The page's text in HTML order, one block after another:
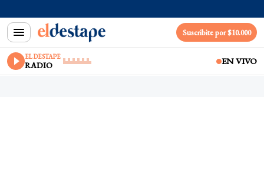
Suscribite por $10.000
EL DESTAPE
RADIO EN VIVO